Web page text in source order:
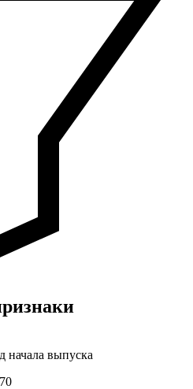
начала выпуска